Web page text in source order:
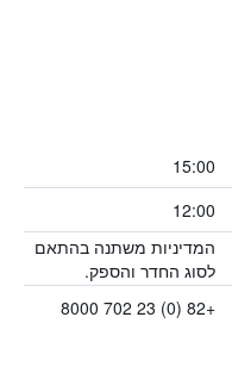
15:00
12:00
המדיניות משתנה בהתאם
לסוג החדר והספק.
+82 (0) 23 702 8000